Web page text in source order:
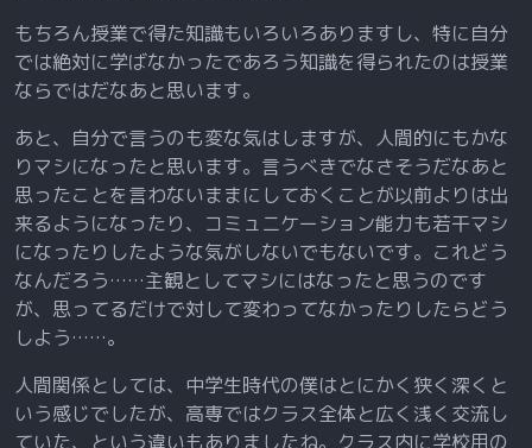
もちろん授業で得た知識もいろいろありますし、特に自分
では絶対に学ばなかったであろう知識を得られたのは授業
ならではだなあと思います。
あと、自分で言うのも変な気はしますが、人間的にもかな
りマシになったと思います。言うべきでなさそうだなあと
思ったことを言わないままにしておくことが以前よりは出
来るようになったり、コミュニケーション能力も若干マシ
になったりしたような気がしないでもないです。これどう
なんだろう……主観としてマシにはなったと思うのです
が、思ってるだけで対して変わってなかったりしたらどう
しよう……。
人間関係としては、中学生時代の僕はとにかく狭く深くと
いう感じでしたが、高専ではクラス全体と広く浅く交流し
ていた、という違いもありましたね。クラス内に学校用の